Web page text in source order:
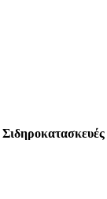
Σιδηροκατασκευές